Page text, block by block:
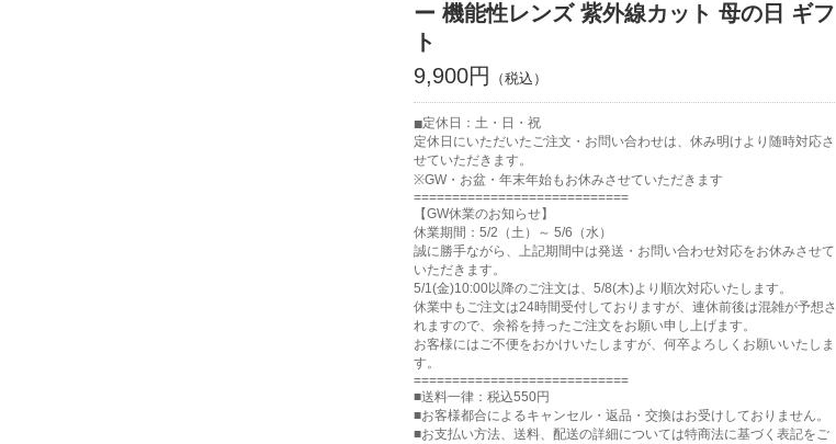
ー 機能性レンズ 紫外線カット 母の日 ギフ
ト
9,900円
定休日：土・日・祝
定休日にいただいたご注文・お問い合わせは、休み明けより随時対応さ
せていただきます。
※GW・お盆・年末年始もお休みさせていただきます
============================
【GW休業のお知らせ】
休業期間：5/2（土）～ 5/6（水）
誠に勝手ながら、上記期間中は発送・お問い合わせ対応をお休みさせて
いただきます。
5/1(金)10:00以降のご注文は、5/8(木)より順次対応いたします。
休業中もご注文は24時間受付しておりますが、連休前後は混雑が予想さ
れますので、余裕を持ったご注文をお願い申し上げます。
お客様にはご不便をおかけいたしますが、何卒よろしくお願いいたしま
す。
============================
■送料一律：税込550円
■お客様都合によるキャンセル・返品・交換はお受けしておりません。
■お支払い方法、送料、配送の詳細については特商法に基づく表記をご